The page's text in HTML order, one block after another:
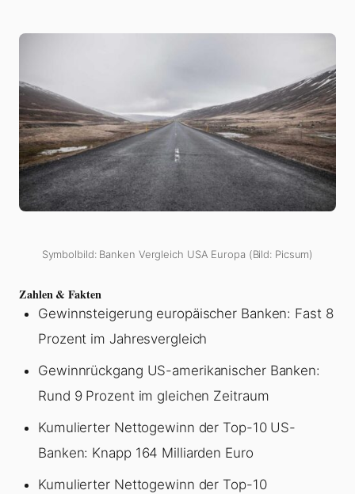
Symbolbild: Banken Vergleich USA Europa (Bild: Picsum)
Zahlen & Fakten
Gewinnsteigerung europäischer Banken: Fast 8
Prozent im Jahresvergleich
Gewinnrückgang US-amerikanischer Banken:
Rund 9 Prozent im gleichen Zeitraum
Kumulierter Nettogewinn der Top-10 US-
Banken: Knapp 164 Milliarden Euro
Kumulierter Nettogewinn der Top-10